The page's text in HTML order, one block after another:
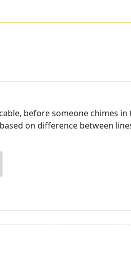
before someone chimes
on difference between